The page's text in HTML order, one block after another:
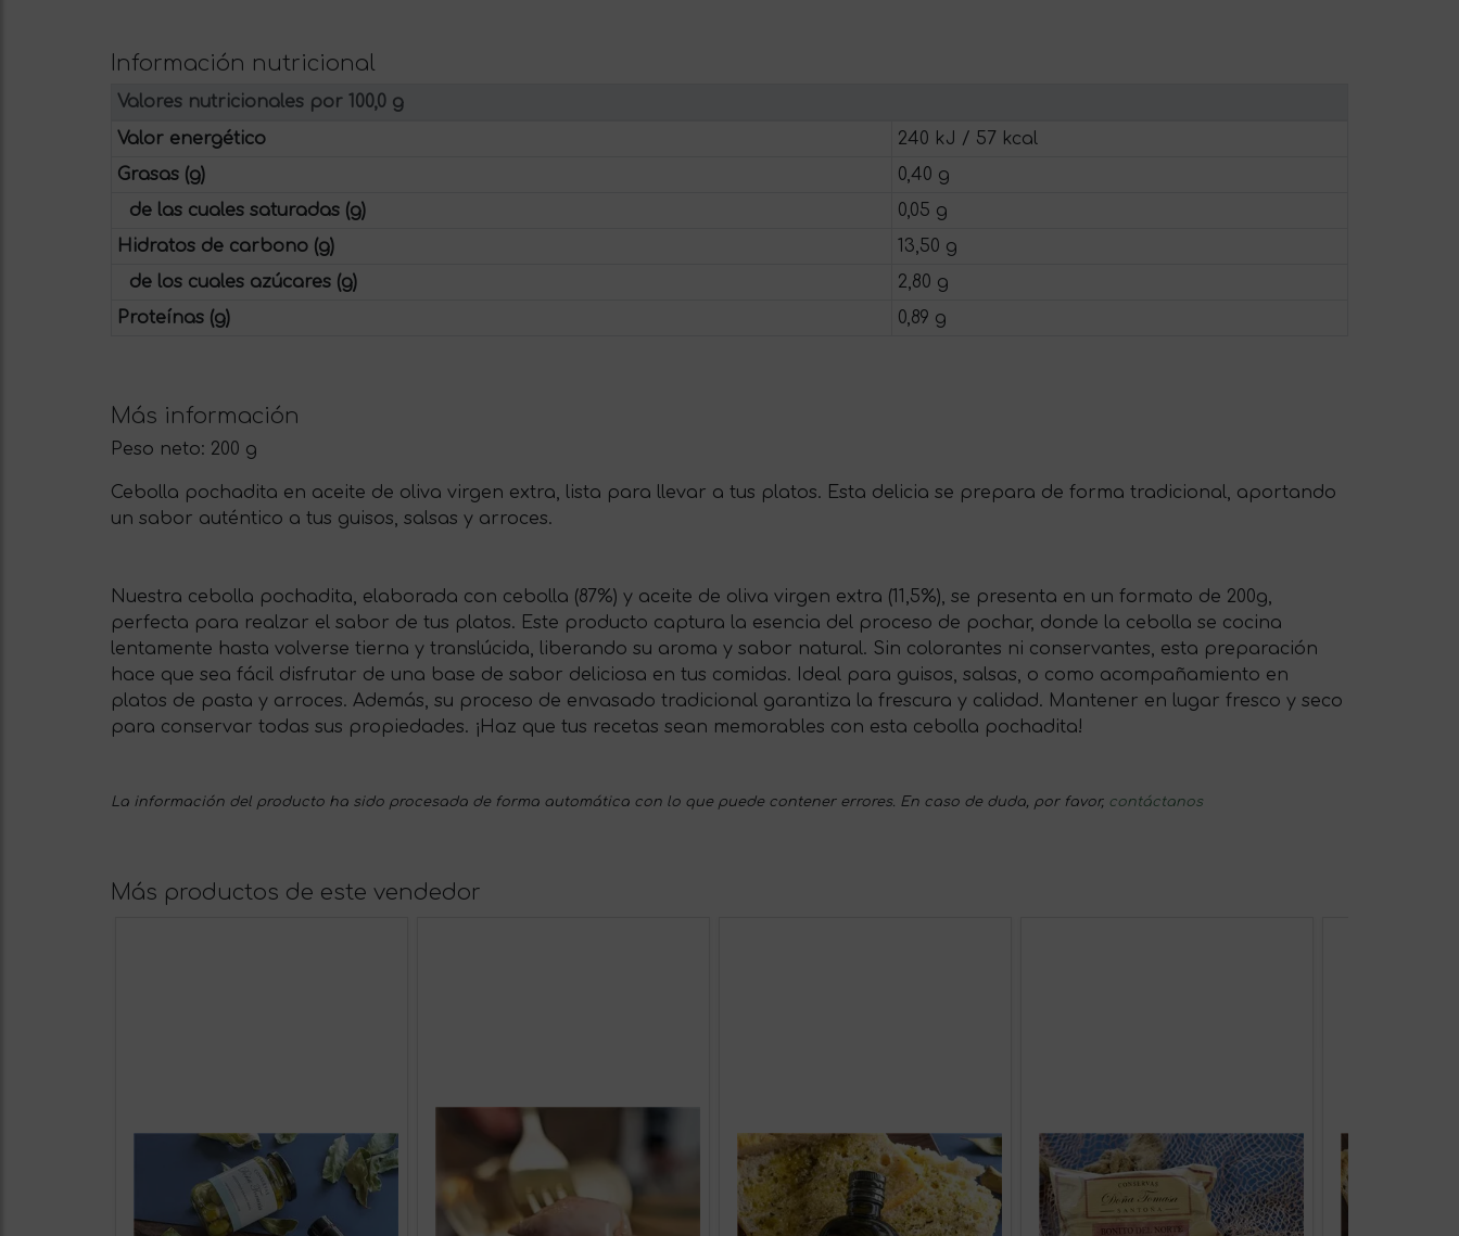
Información nutricional
Valores nutricionales por 100,0 g
Valor energético
240 kJ / 57 kcal
Grasas (g)
0,40 g
de las cuales saturadas (g)
0,05 g
Hidratos de carbono (g)
13,50 g
de los cuales azúcares (g)
2,80 g
Proteínas (g)
0,89 g
Más información
Peso neto: 200 g
Cebolla pochadita en aceite de oliva virgen extra, lista para llevar a tus platos. Esta delicia se prepara de forma tradicional, aportando
un sabor auténtico a tus guisos, salsas y arroces.
Nuestra cebolla pochadita, elaborada con cebolla (87%) y aceite de oliva virgen extra (11,5%), se presenta en un formato de 200g,
perfecta para realzar el sabor de tus platos. Este producto captura la esencia del proceso de pochar, donde la cebolla se cocina
lentamente hasta volverse tierna y translúcida, liberando su aroma y sabor natural. Sin colorantes ni conservantes, esta preparación
hace que sea fácil disfrutar de una base de sabor deliciosa en tus comidas. Ideal para guisos, salsas, o como acompañamiento en
platos de pasta y arroces. Además, su proceso de envasado tradicional garantiza la frescura y calidad. Mantener en lugar fresco y seco
para conservar todas sus propiedades. ¡Haz que tus recetas sean memorables con esta cebolla pochadita!
La información del producto ha sido procesada de forma automática con lo que puede contener errores. En caso de duda, por favor, contáctanos
Más productos de este vendedor